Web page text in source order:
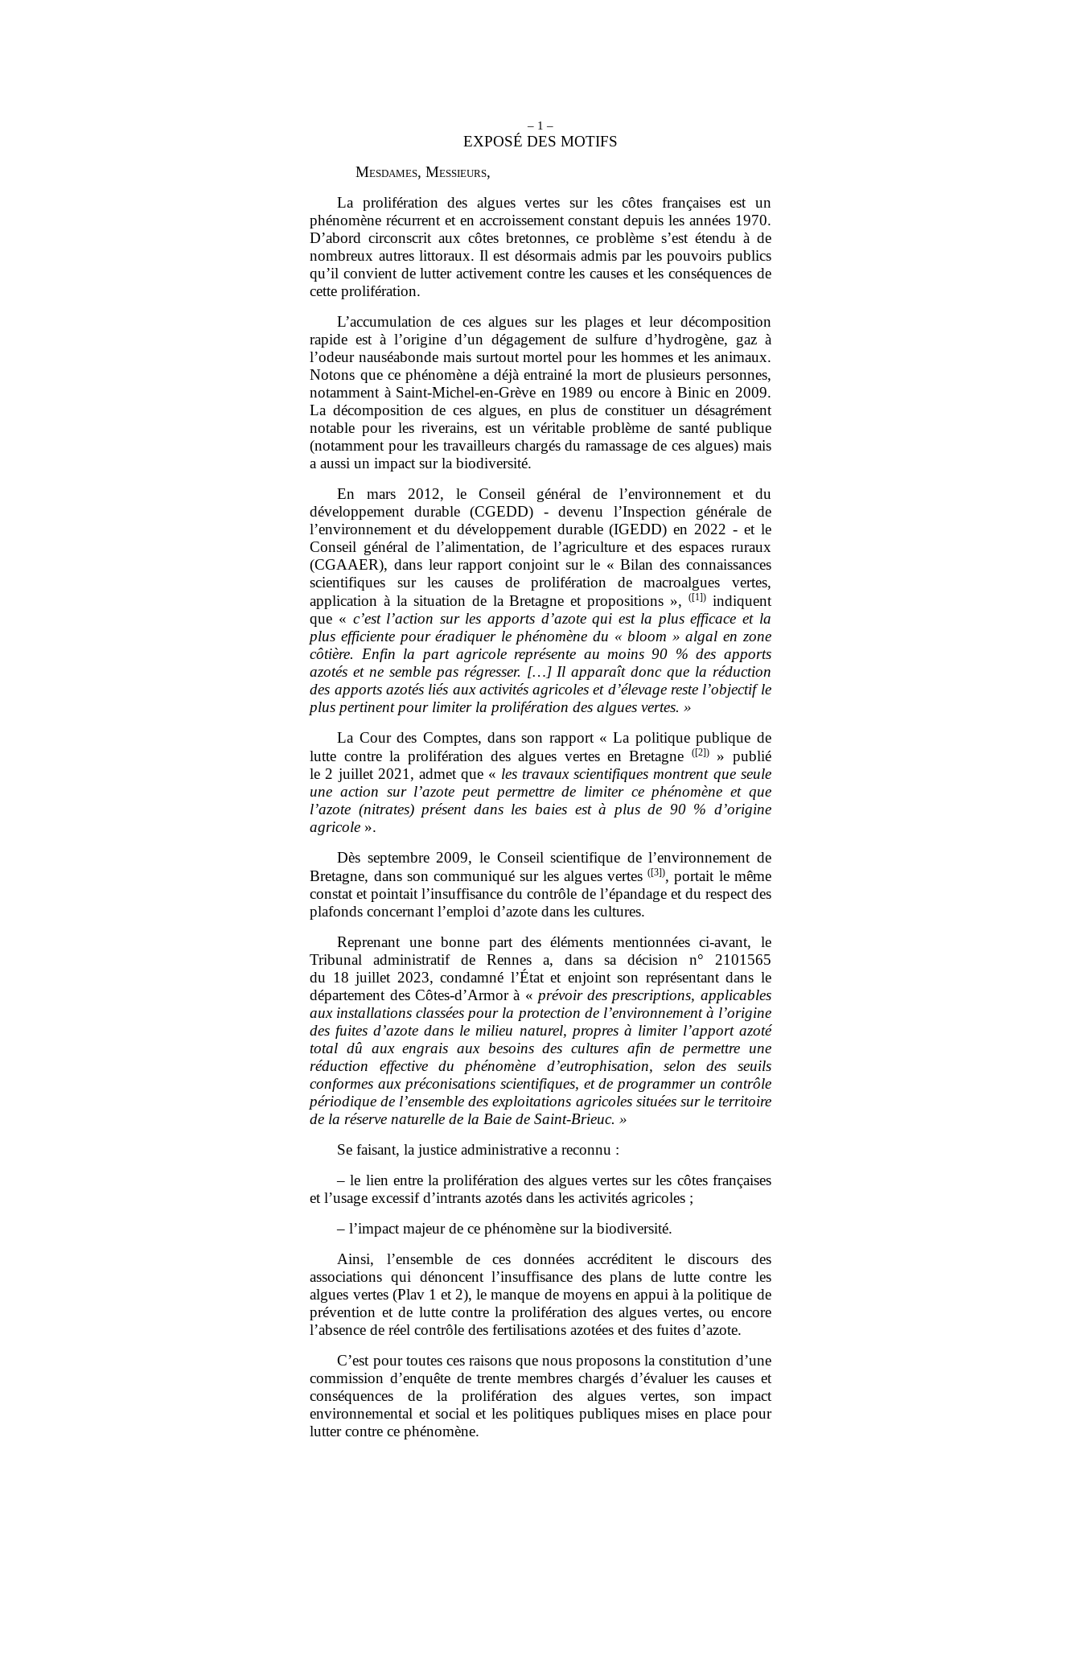
– 1 –
EXPOSÉ DES MOTIFS
Mesdames, Messieurs,
La prolifération des algues vertes sur les côtes françaises est un
phénomène récurrent et en accroissement constant depuis les années 1970.
D’abord circonscrit aux côtes bretonnes, ce problème s’est étendu à de
nombreux autres littoraux. Il est désormais admis par les pouvoirs publics
qu’il convient de lutter activement contre les causes et les conséquences de
cette prolifération.
L’accumulation de ces algues sur les plages et leur décomposition
rapide est à l’origine d’un dégagement de sulfure d’hydrogène, gaz à
l’odeur nauséabonde mais surtout mortel pour les hommes et les animaux.
Notons que ce phénomène a déjà entrainé la mort de plusieurs personnes,
notamment à Saint‑Michel‑en‑Grève en 1989 ou encore à Binic en 2009.
La décomposition de ces algues, en plus de constituer un désagrément
notable pour les riverains, est un véritable problème de santé publique
(notamment pour les travailleurs chargés du ramassage de ces algues) mais
a aussi un impact sur la biodiversité.
En mars 2012, le Conseil général de l’environnement et du
développement durable (CGEDD) ‑ devenu l’Inspection générale de
l’environnement et du développement durable (IGEDD) en 2022 ‑ et le
Conseil général de l’alimentation, de l’agriculture et des espaces ruraux
(CGAAER), dans leur rapport conjoint sur le « Bilan des connaissances
scientifiques sur les causes de prolifération de macroalgues vertes,
application à la situation de la Bretagne et propositions »,
([1])indiquent
que « c’est l’action sur les apports d’azote qui est la plus efficace et la
plus efficiente pour éradiquer le phénomène du « bloom » algal en zone
côtière. Enfin la part agricole représente au moins 90 % des apports
azotés et ne semble pas régresser. […] Il apparaît donc que la réduction
des apports azotés liés aux activités agricoles et d’élevage reste l’objectif le
plus pertinent pour limiter la prolifération des algues vertes. »
La Cour des Comptes, dans son rapport « La politique publique de
lutte contre la prolifération des algues vertes en Bretagne
([2])» publié
le 2 juillet 2021, admet que « les travaux scientifiques montrent que seule
une action sur l’azote peut permettre de limiter ce phénomène et que
l’azote (nitrates) présent dans les baies est à plus de 90 % d’origine
agricole ».
Dès septembre 2009, le Conseil scientifique de l’environnement de
Bretagne, dans son communiqué sur les algues vertes([3]), portait le même
constat et pointait l’insuffisance du contrôle de l’épandage et du respect des
plafonds concernant l’emploi d’azote dans les cultures.
Reprenant une bonne part des éléments mentionnées ci‑avant, le
Tribunal administratif de Rennes a, dans sa décision n° 2101565
du 18 juillet 2023, condamné l’État et enjoint son représentant dans le
département des Côtes‑d’Armor à « prévoir des prescriptions, applicables
aux installations classées pour la protection de l’environnement à l’origine
des fuites d’azote dans le milieu naturel, propres à limiter l’apport azoté
total dû aux engrais aux besoins des cultures afin de permettre une
réduction effective du phénomène d’eutrophisation, selon des seuils
conformes aux préconisations scientifiques, et de programmer un contrôle
périodique de l’ensemble des exploitations agricoles situées sur le territoire
de la réserve naturelle de la Baie de Saint‑Brieuc. »
Se faisant, la justice administrative a reconnu :
– le lien entre la prolifération des algues vertes sur les côtes françaises
et l’usage excessif d’intrants azotés dans les activités agricoles ;
– l’impact majeur de ce phénomène sur la biodiversité.
Ainsi, l’ensemble de ces données accréditent le discours des
associations qui dénoncent l’insuffisance des plans de lutte contre les
algues vertes (Plav 1 et 2), le manque de moyens en appui à la politique de
prévention et de lutte contre la prolifération des algues vertes, ou encore
l’absence de réel contrôle des fertilisations azotées et des fuites d’azote.
C’est pour toutes ces raisons que nous proposons la constitution d’une
commission d’enquête de trente membres chargés d’évaluer les causes et
conséquences de la prolifération des algues vertes, son impact
environnemental et social et les politiques publiques mises en place pour
lutter contre ce phénomène.